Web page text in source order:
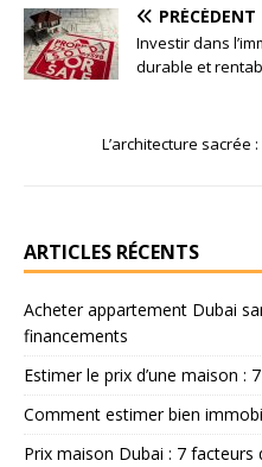
PRÉCÉDENT
Investir dans
durable et
L’architecture sacrée
ARTICLES RÉCENTS
Acheter appartement Dubai
financements
Estimer le prix d’une maison :
Comment estimer bien
Prix maison Dubai : 7